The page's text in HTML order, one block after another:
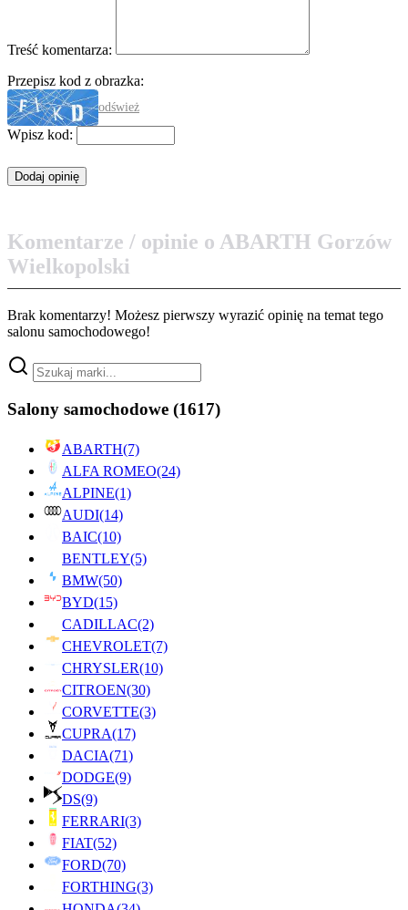
Treść komentarza:
Przepisz kod z obrazka:
odśwież
Wpisz kod:
Komentarze / opinie o ABARTH Gorzów
Wielkopolski
Brak komentarzy! Możesz pierwszy wyrazić opinię na temat tego
salonu samochodowego!
Salony samochodowe (1617)
ABARTH(7)
ALFA ROMEO(24)
ALPINE(1)
AUDI(14)
BAIC(10)
BENTLEY(5)
BMW(50)
BYD(15)
CADILLAC(2)
CHEVROLET(7)
CHRYSLER(10)
CITROEN(30)
CORVETTE(3)
CUPRA(17)
DACIA(71)
DODGE(9)
DS(9)
FERRARI(3)
FIAT(52)
FORD(70)
FORTHING(3)